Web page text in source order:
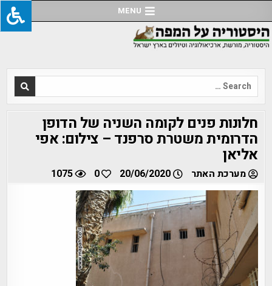
to
content
MENU
Search
for:
חלונות פנים לקומה השניה של הדופן
הדרומית משטרת סרפנד – צילום: אפי
אליאן
מערכת האתר 20/06/2020
0
1075